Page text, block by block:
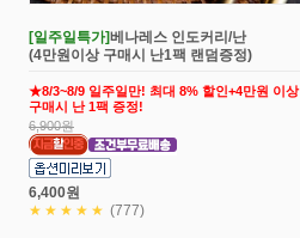
[일주일특가]베나레스 인도커리/난
(4만원이상 구매시 난1팩 랜덤증정)
★8/3~8/9 일주일만! 최대 8% 할인+4만원 이상
구매시 난 1팩 증정!
6,900원
6,400원
★★★★★ (777)